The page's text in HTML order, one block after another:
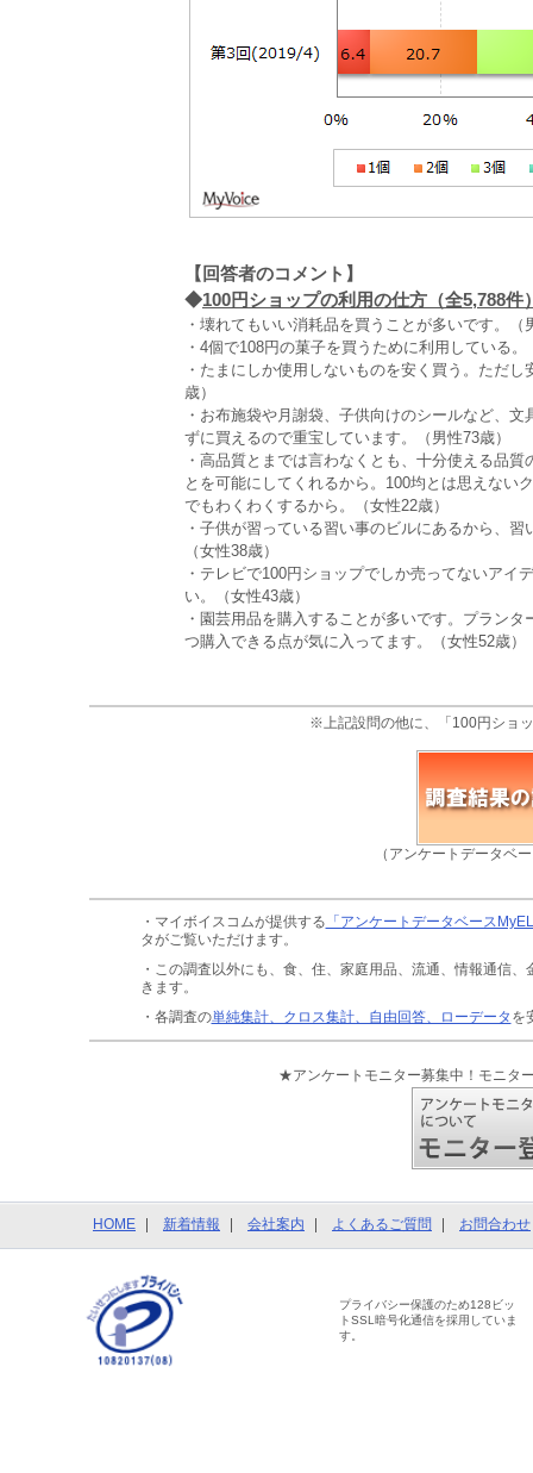
【回答者のコメント】
◆100円ショップの利用の仕方（全5,788件
・壊れてもいい消耗品を買うことが多いです。（
・4個で108円の菓子を買うために利用している。
・たまにしか使用しないものを安く買う。ただ
歳）
・お布施袋や月謝袋、子供向けのシールなど、
ずに買えるので重宝しています。（男性73歳）
・高品質とまでは言わなくとも、十分使える品
とを可能にしてくれるから。100均とは思えない
でもわくわくするから。（女性22歳）
・子供が習っている習い事のビルにあるから、
（女性38歳）
・テレビで100円ショップでしか売ってないア
い。（女性43歳）
・園芸用品を購入することが多いです。プラン
つ購入できる点が気に入ってます。（女性52歳）
※上記設問の他に、「100円ショ
（アンケートデータベ
・マイボイスコムが提供する 「アンケートデータベース
タがご覧いただけます。
・この調査以外にも、食、住、家庭用品、流通、情報通信、
きます。
・各調査の単純集計、クロス集計、自由回答、ローデータ を
★アンケートモニター募集中！モニタ
HOME 新着情報 会社案内 よくあるご質問 お問合わせ
プライバシー保護のため128ビッ
トSSL暗号化通信を採用していま
す。